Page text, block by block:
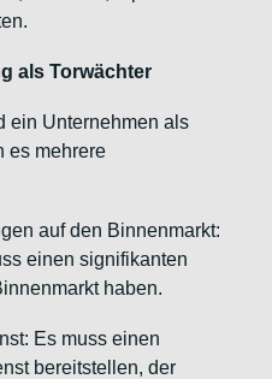
als Torwächter
ein Unternehmen als
es mehrere
auf den Binnenmarkt:
einen signifikanten
haben.
Es muss einen
bereitstellen, der